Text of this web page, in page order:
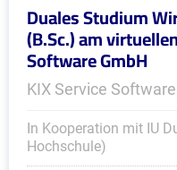
Duales Studium
(B.Sc.) am
Software GmbH
KIX Service
In Kooperation mit IU
Hochschule)